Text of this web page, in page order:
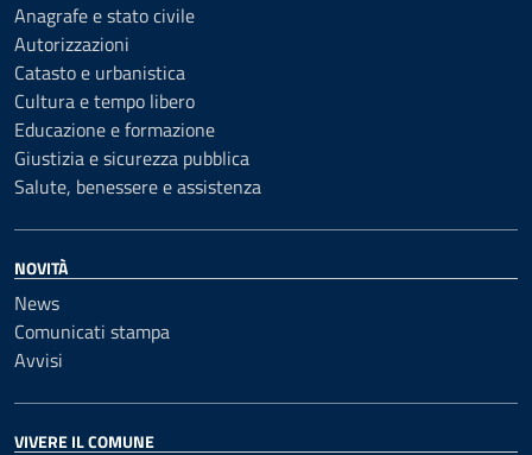
Anagrafe e stato civile
Autorizzazioni
Catasto e urbanistica
Cultura e tempo libero
Educazione e formazione
Giustizia e sicurezza pubblica
Salute, benessere e assistenza
NOVITÀ
News
Comunicati stampa
Avvisi
VIVERE IL COMUNE